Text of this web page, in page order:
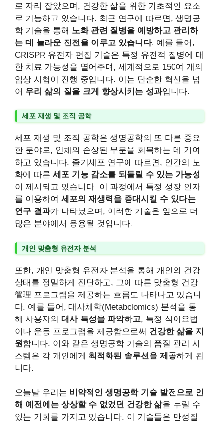
로 자리 잡았으며, 건강한 삶을 위한 기초적인 요소
로 기능하고 있습니다. 최근 연구에 따르면, 생명공
학 기술을 통해 노화 관련 질병을 예방하고 관리하
는 데 놀라운 진전을 이루고 있습니다. 예를 들어,
CRISPR 유전자 편집 기술은 특정 유전적 질병에 대
한 치료 가능성을 열어주며, 세계적으로 150여 개의
임상 시험이 진행 중입니다. 이는 단순한 혁신을 넘
어 우리 삶의 질을 크게 향상시키는 성과입니다.
세포 재생 및 조직 공학
세포 재생 및 조직 공학은 생명공학의 또 다른 중요
한 분야로, 인체의 손상된 부분을 회복하는 데 기여
하고 있습니다. 줄기세포 연구에 따르면, 인간의 노
화에 따른 세포 기능 감소를 되돌릴 수 있는 가능성
이 제시되고 있습니다. 이 과정에서 특정 성장 인자
를 이용하여 세포의 재생력을 증대시킬 수 있다는
연구 결과가 나타났으며, 이러한 기술은 앞으로 더
많은 분야에서 응용될 것입니다.
개인 맞춤형 유전자 분석
또한, 개인 맞춤형 유전자 분석을 통해 개인의 건강
상태를 정밀하게 진단하고, 그에 따른 맞춤형 건강
管理 프로그램을 제공하는 흐름도 나타나고 있습니
다. 예를 들어, 대사체학(Metabolomics) 분석을 통
해 사용자의 대사 특성을 파악하고, 특정 식이요법
이나 운동 프로그램을 제공함으로써 건강한 삶을 지
원 합니다. 이와 같은 생명공학 기술의 품질 관리 시
스템은 각 개인에게 최적화된 솔루션을 제공하게 됩
니다.
오늘날 우리는 비약적인 생명공학 기술 발전으로 인
해 예전에는 상상할 수 없었던 건강한 삶을 누릴 수
있는 기회를 가지고 있습니다. 이 기술들은 만성질